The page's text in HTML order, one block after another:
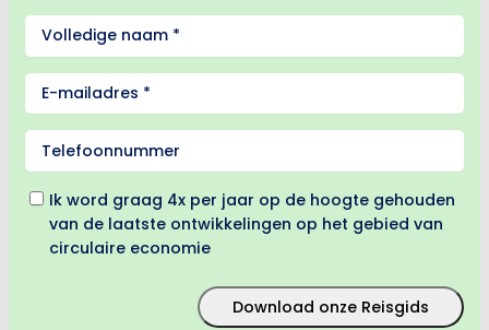
Geen
titel
(Required)
E-
mailadres
Telefoon
Instemming
Ik word graag 4x per jaar op de hoogte gehouden
van de laatste ontwikkelingen op het gebied van
circulaire economie
Download onze Reisgids